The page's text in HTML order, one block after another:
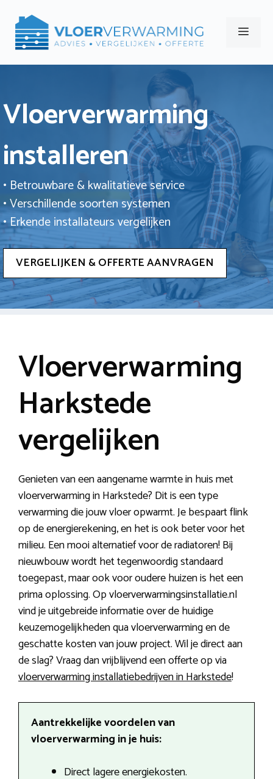
naar
Menu
Vloerverwarming
installeren
• Betrouwbare & kwalitatieve service
• Verschillende soorten systemen
• Erkende installateurs vergelijken
VERGELIJKEN & OFFERTE AANVRAGEN
Vloerverwarming
Harkstede
vergelijken
Genieten van een aangename warmte in huis met
vloerverwarming in Harkstede? Dit is een type
verwarming die jouw vloer opwarmt. Je bespaart flink
op de energierekening, en het is ook beter voor het
milieu. Een mooi alternatief voor de radiatoren! Bij
nieuwbouw wordt het tegenwoordig standaard
toegepast, maar ook voor oudere huizen is het een
prima oplossing. Op vloerverwarmingsinstallatie.nl
vind je uitgebreide informatie over de huidige
keuzemogelijkheden qua vloerverwarming en de
geschatte kosten van jouw project. Wil je direct aan
de slag? Vraag dan vrijblijvend een offerte op via
vloerverwarming installatiebedrijven in Harkstede!
Aantrekkelijke voordelen van
vloerverwarming in je huis:
Direct lagere energiekosten.